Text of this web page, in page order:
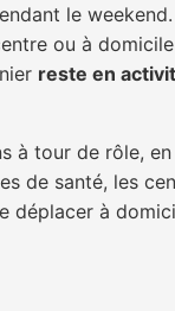
le
ou à
reste en
à tour de rôle,
de santé, les
déplacer à